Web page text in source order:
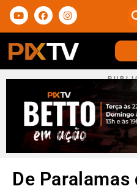
P U B L I
De Paralamas